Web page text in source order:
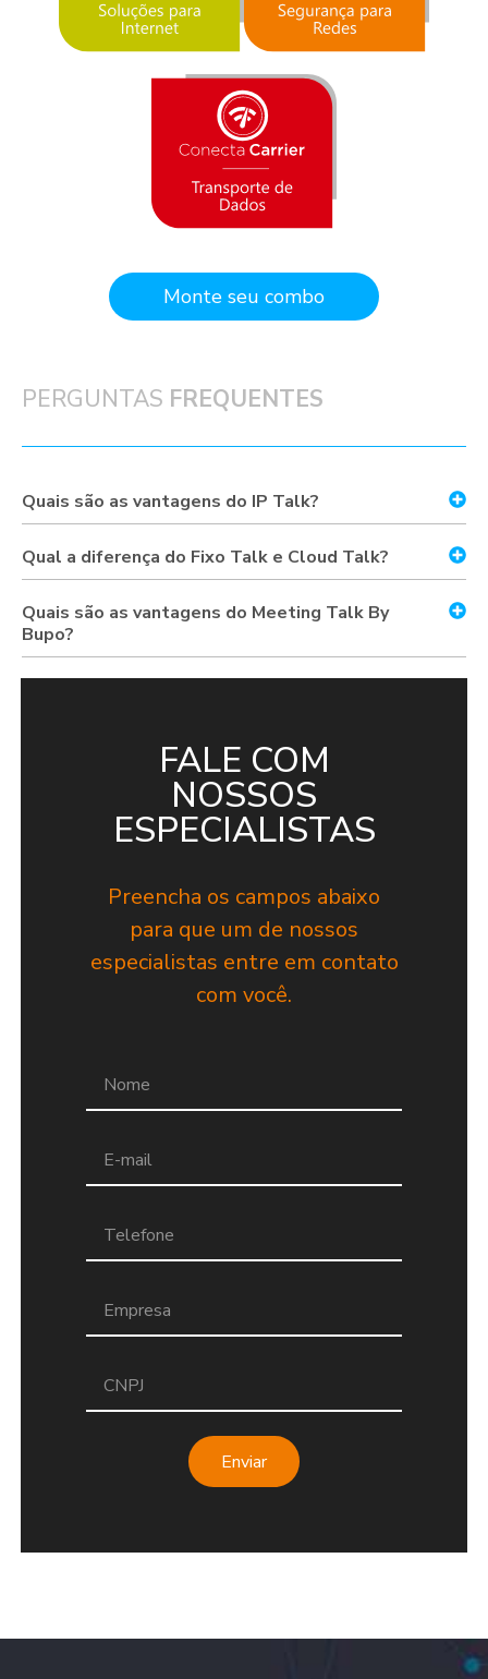
Monte seu combo
PERGUNTAS FREQUENTES
Quais são as vantagens do IP Talk?
Qual a diferença do Fixo Talk e Cloud Talk?
Quais são as vantagens do Meeting Talk By
Bupo?
FALE COM
NOSSOS
ESPECIALISTAS
Preencha os campos abaixo
para que um de nossos
especialistas entre em contato
com você.
Enviar